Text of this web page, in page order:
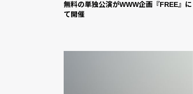
無料の単独公演がWWW企画『FREE』に
て開催